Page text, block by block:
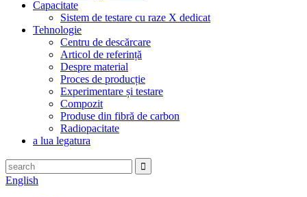
Capacitate
Sistem de testare cu raze X dedicat
Tehnologie
Centru de descărcare
Articol de referință
Despre material
Proces de producție
Experimentare și testare
Compozit
Produse din fibră de carbon
Radiopacitate
a lua legatura
English